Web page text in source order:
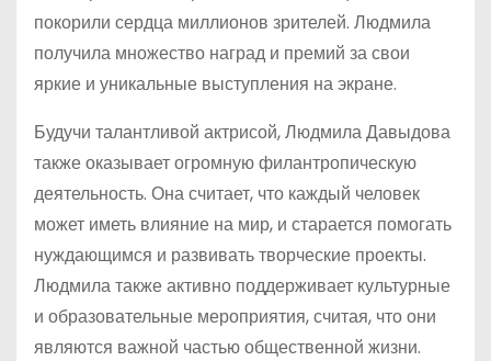
покорили сердца миллионов зрителей. Людмила
получила множество наград и премий за свои
яркие и уникальные выступления на экране.
Будучи талантливой актрисой, Людмила Давыдова
также оказывает огромную филантропическую
деятельность. Она считает, что каждый человек
может иметь влияние на мир, и старается помогать
нуждающимся и развивать творческие проекты.
Людмила также активно поддерживает культурные
и образовательные мероприятия, считая, что они
являются важной частью общественной жизни.